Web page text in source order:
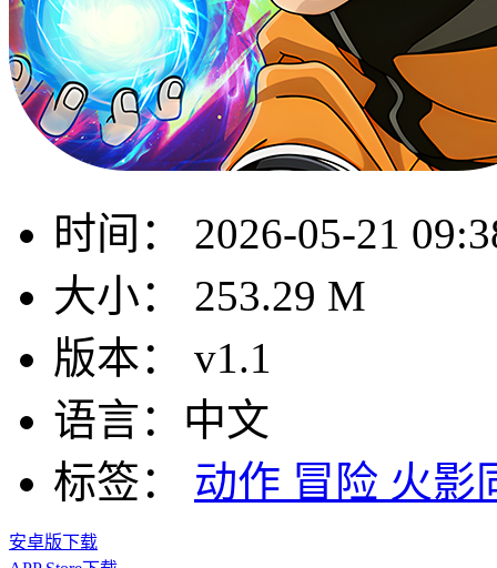
时间：
2026-05-21
大小：
253.29 M
版本：
v1.1
语言： 中文
标签：
动作 冒险 火影
安卓版下载